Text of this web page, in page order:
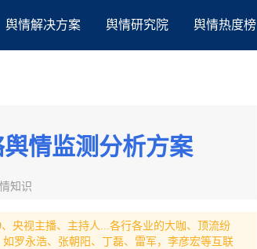
舆情解决方案 舆情研究院 舆情热度榜
情监测分析方案
知识
央视主播、主持人...各行各业的大咖、顶流纷
罗永浩、张朝阳、丁磊、雷军，李彦宏等互联